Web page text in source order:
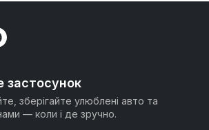
застосунок
зберігайте улюблені авто та
— коли і де зручно.